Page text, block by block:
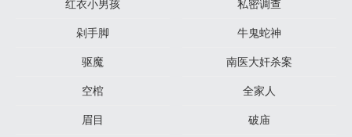
红衣小男孩
私密调查
剁手脚
牛鬼蛇神
驱魔
南医大奸杀案
空棺
全家人
眉目
破庙